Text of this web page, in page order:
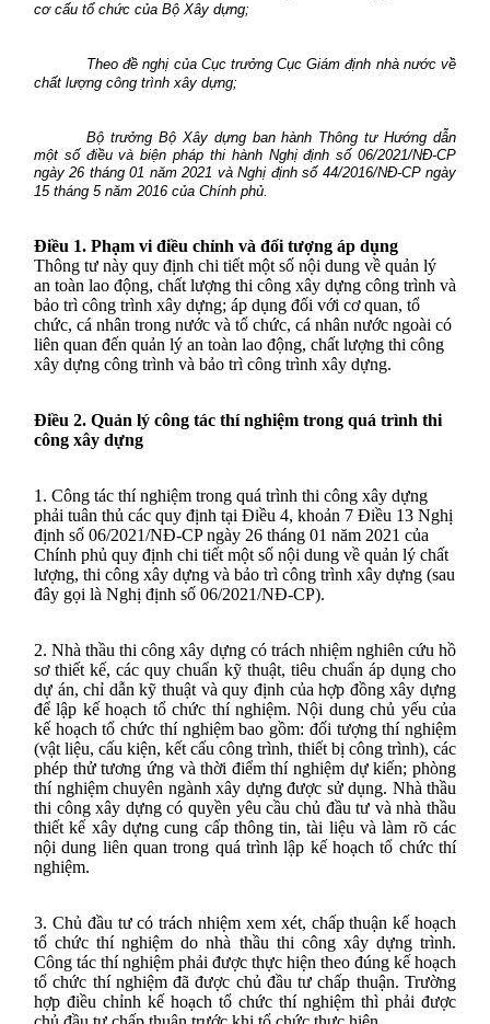
cơ cấu tổ chức của Bộ Xây dựng;
Theo đề nghị của Cục trưởng Cục Giám định nhà nước về
chất lượng công trình xây dựng;
Bộ trưởng Bộ Xây dựng ban hành Thông tư Hướng dẫn
một số điều và biện pháp thi hành Nghị định số 06/2021/NĐ-CP
ngày 26 tháng 01 năm 2021 và Nghị định số 44/2016/NĐ-CP ngày
15 tháng 5 năm 2016 của Chính phủ.
Điều 1. Phạm vi điều chỉnh và đối tượng áp dụng
Thông tư này quy định chi tiết một số nội dung về quản lý
an toàn lao động, chất lượng thi công xây dựng công trình và
bảo trì công trình xây dựng; áp dụng đối với cơ quan, tổ
chức, cá nhân trong nước và tổ chức, cá nhân nước ngoài có
liên quan đến quản lý an toàn lao động, chất lượng thi công
xây dựng công trình và bảo trì công trình xây dựng.
Điều 2. Quản lý công tác thí nghiệm trong quá trình thi
công xây dựng
1. Công tác thí nghiệm trong quá trình thi công xây dựng
phải tuân thủ các quy định tại Điều 4, khoản 7 Điều 13 Nghị
định số 06/2021/NĐ-CP ngày 26 tháng 01 năm 2021 của
Chính phủ quy định chi tiết một số nội dung về quản lý chất
lượng, thi công xây dựng và bảo trì công trình xây dựng (sau
đây gọi là Nghị định số 06/2021/NĐ-CP).
2. Nhà thầu thi công xây dựng có trách nhiệm nghiên cứu hồ
sơ thiết kế, các quy chuẩn kỹ thuật, tiêu chuẩn áp dụng cho
dự án, chỉ dẫn kỹ thuật và quy định của hợp đồng xây dựng
để lập kế hoạch tổ chức thí nghiệm. Nội dung chủ yếu của
kế hoạch tổ chức thí nghiệm bao gồm: đối tượng thí nghiệm
(vật liệu, cấu kiện, kết cấu công trình, thiết bị công trình), các
phép thử tương ứng và thời điểm thí nghiệm dự kiến; phòng
thí nghiệm chuyên ngành xây dựng được sử dụng. Nhà thầu
thi công xây dựng có quyền yêu cầu chủ đầu tư và nhà thầu
thiết kế xây dựng cung cấp thông tin, tài liệu và làm rõ các
nội dung liên quan trong quá trình lập kế hoạch tổ chức thí
nghiệm.
3. Chủ đầu tư có trách nhiệm xem xét, chấp thuận kế hoạch
tổ chức thí nghiệm do nhà thầu thi công xây dựng trình.
Công tác thí nghiệm phải được thực hiện theo đúng kế hoạch
tổ chức thí nghiệm đã được chủ đầu tư chấp thuận. Trường
hợp điều chỉnh kế hoạch tổ chức thí nghiệm thì phải được